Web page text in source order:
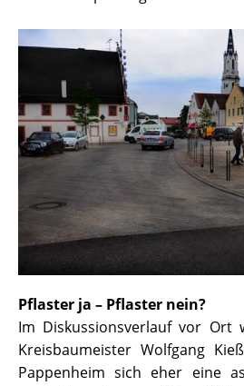
Pflaster ja – Pflaster nein?
Im Diskussionsverlauf vor Ort
Kreisbaumeister Wolfgang
Pappenheim sich eher eine